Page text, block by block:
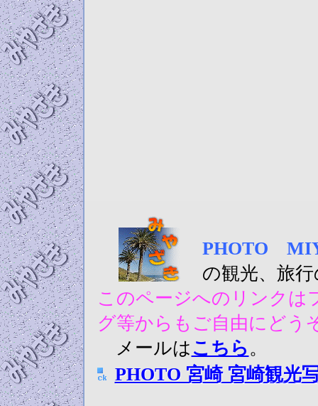
PHOTO
の観光、旅
このページへのリンクは
グ等からもご自由にどう
メールは こちら 。
PHOTO 宮崎 宮崎観光